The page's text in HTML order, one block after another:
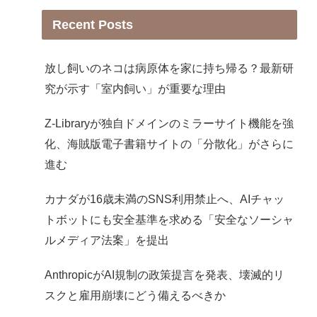
Recent Posts
放し飼いのネコは病原体を家に持ち帰る？最新研
究が示す「室内飼い」が重要な理由
Z-Libraryが独自ドメインのミラーサイト機能を強
化、海賊版電子書籍サイトの「分散化」がさらに
進む
カナダが16歳未満のSNS利用禁止へ、AIチャッ
トボットにも安全基準を求める「安全なソーシャ
ルメディア法案」を提出
AnthropicがAI規制の政策提言を発表、壊滅的リ
スクと雇用崩壊にどう備えるべきか